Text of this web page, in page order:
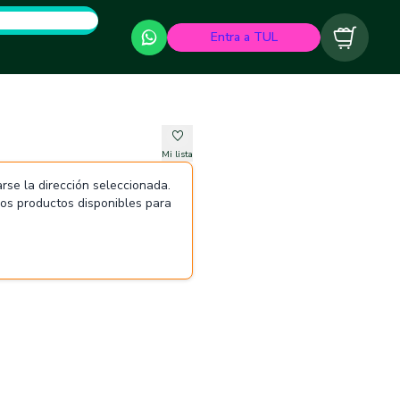
Entra a TUL Carrito
Mi lista
la dirección seleccionada.
productos disponibles para